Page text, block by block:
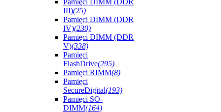
Pamięci DIMM (DDR
III)(25)
Pamięci DIMM (DDR
IV)(230)
Pamięci DIMM (DDR
V)(338)
Pamięci
FlashDrive(295)
Pamięci RIMM(8)
Pamięci
SecureDigital(193)
Pamięci SO-
DIMM(164)